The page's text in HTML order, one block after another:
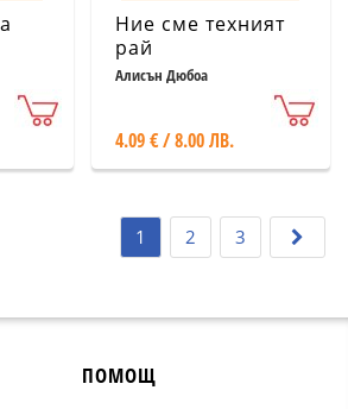
Ние сме техният
рай
Алисън Дюбоа
4.09 € / 8.00 ЛВ.
1 2 3
ПОМОЩ